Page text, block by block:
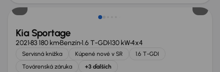
Kia Sportage
202183 180 kmBenzín1.6 T-GDI130 kW4x4
Servisná knižka Kúpené nové v SR
1.6 T-GDI
Továrenská záruka
+3 ďalších